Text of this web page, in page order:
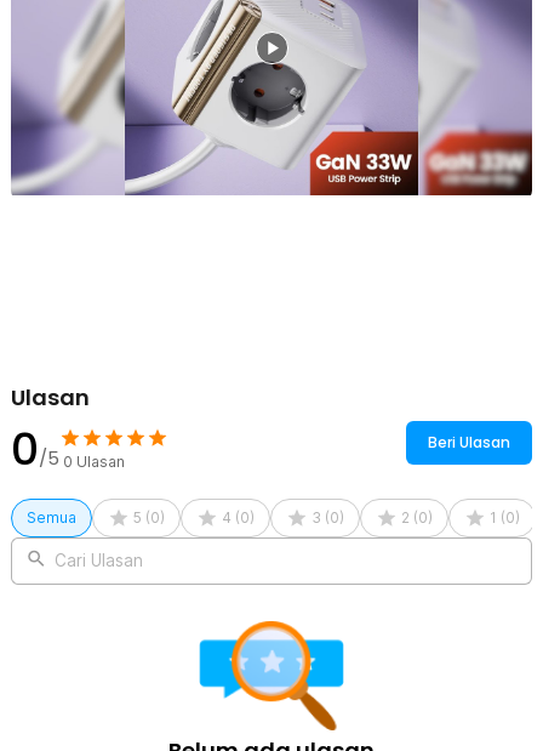
perangkat tetap stabil dan memberikan perlindungan pada
komponen internal. Desain minimalisnya juga membuat stop kontak
terlihat modern dan mudah dipadukan dengan berbagai setup
Kelengkapan Produk
Rincian yang Anda dapatkan untuk pembelian produk ini:
1 x Toocki Stop Kontak Kabel 4 Socket 1 USB A 2 USB C GaN 1.5M
Ulasan
0/5 0 Ulasan
Beri Ulasan
Semua 5 (0) 4 (0) 3 (0) 2 (0) 1 (0)
Cari Ulasan